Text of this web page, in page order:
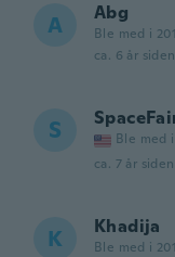
A Abg
Ble med i
ca. 6 år siden
S Ble med
ca. 7 år siden
K Khadija
Ble med i